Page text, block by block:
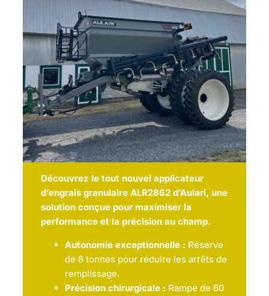
Découvrez le tout nouvel applicateur
d’engrais granulaire ALR2862 d’Aulari, une
solution conçue pour maximiser la
performance et la précision au champ.
Autonomie exceptionnelle : Réserve
de 8 tonnes pour réduire les arrêts de
remplissage.
Précision chirurgicale : Rampe de 60